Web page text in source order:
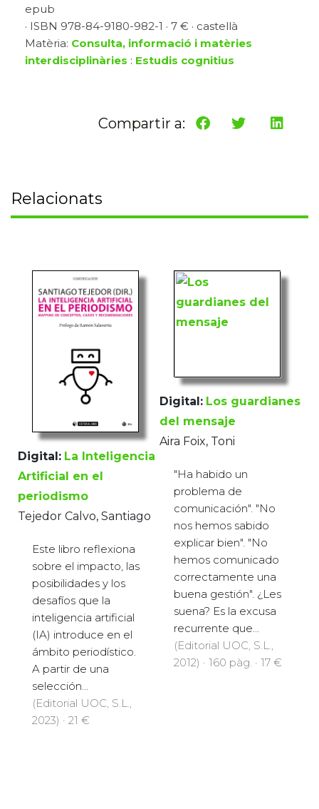
epub
· ISBN 978-84-9180-982-1 · 7 € · castellà
Matèria: Consulta, informació i matèries
interdisciplinàries : Estudis cognitius
Compartir a:
Relacionats
Digital: La Inteligencia
Artificial en el
periodismo
Tejedor Calvo, Santiago
Este libro reflexiona
sobre el impacto, las
posibilidades y los
desafíos que la
inteligencia artificial
(IA) introduce en el
ámbito periodístico.
A partir de una
selección...
(Editorial UOC, S.L.,
2023) · 21 €
Digital: Los guardianes
del mensaje
Aira Foix, Toni
"Ha habido un
problema de
comunicación". "No
nos hemos sabido
explicar bien". "No
hemos comunicado
correctamente una
buena gestión". ¿Les
suena? Es la excusa
recurrente que...
(Editorial UOC, S.L.,
2012) · 160 pàg. · 17 €